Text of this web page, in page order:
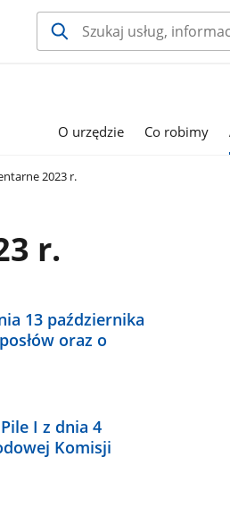
O urzędzie Co robimy
2023 r.
r.
13 października
oraz o
I z dnia 4
Komisji